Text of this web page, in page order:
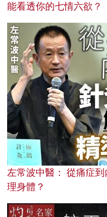
能看透你的七情六欲？
左常波中醫： 從痛症
理身體？